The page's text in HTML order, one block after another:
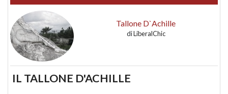
Tallone D`Achille
diLiberalChic
IL TALLONE D'ACHILLE